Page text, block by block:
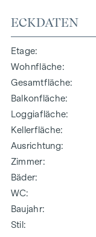
ECKDATEN
Etage
Wohnfläche
Gesamtfläche
Balkonfläche
Loggiafläche
Kellerfläche
Ausrichtung
Zimmer
Bäder
WC
Baujahr
Stil